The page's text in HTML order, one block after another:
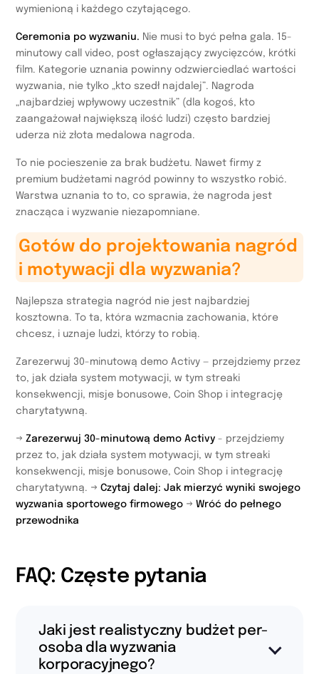
wymienioną i każdego czytającego.
Ceremonia po wyzwaniu. Nie musi to być pełna gala. 15-
minutowy call video, post ogłaszający zwycięzców, krótki
film. Kategorie uznania powinny odzwierciedlać wartości
wyzwania, nie tylko „kto szedł najdalej”. Nagroda
„najbardziej wpływowy uczestnik” (dla kogoś, kto
zaangażował największą ilość ludzi) często bardziej
uderza niż złota medalowa nagroda.
To nie pocieszenie za brak budżetu. Nawet firmy z
premium budżetami nagród powinny to wszystko robić.
Warstwa uznania to to, co sprawia, że nagroda jest
znacząca i wyzwanie niezapomniane.
Gotów do projektowania nagród
i motywacji dla wyzwania?
Najlepsza strategia nagród nie jest najbardziej
kosztowna. To ta, która wzmacnia zachowania, które
chcesz, i uznaje ludzi, którzy to robią.
Zarezerwuj 30-minutową demo Activy — przejdziemy przez
to, jak działa system motywacji, w tym streaki
konsekwencji, misje bonusowe, Coin Shop i integrację
charytatywną.
→Zarezerwuj 30-minutową demo Activy - przejdziemy
przez to, jak działa system motywacji, w tym streaki
konsekwencji, misje bonusowe, Coin Shop i integrację
charytatywną. →Czytaj dalej: Jak mierzyć wyniki swojego
wyzwania sportowego firmowego →Wróć do pełnego
przewodnika
FAQ: Częste pytania
Jaki jest realistyczny budżet per-
osoba dla wyzwania
korporacyjnego?